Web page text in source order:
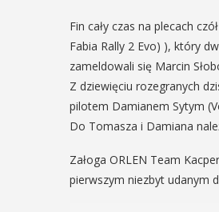
Fin cały czas na plecach
Fabia Rally 2 Evo) ), który
zameldowali się Marcin
Z dziewięciu rozegranych
pilotem Damianem Sytym
Do Tomasza i Damiana
Załoga ORLEN Team
pierwszym niezbyt udanym